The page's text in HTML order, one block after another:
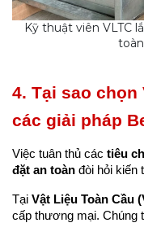
Kỹ thuật viên VLTC
4. Tại sao chọn
các giải pháp
Việc tuân thủ các tiêu
đặt an toàn đòi hỏi kiến
Tại Vật Liệu Toàn Cầu
cấp thương mại. Chúng